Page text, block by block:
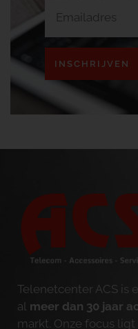
INSCHRIJVEN
Telenetcenter ACS is
al meer dan 30 jaar
markt. Onze focus